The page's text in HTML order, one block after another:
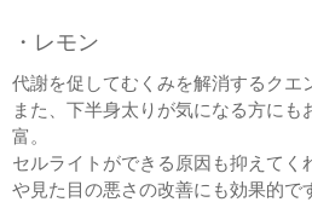
・レモン
代謝を促してむくみを解消するクエ
また、下半身太りが気になる方にも
富。
セルライトができる原因も抑えてく
や見た目の悪さの改善にも効果的で